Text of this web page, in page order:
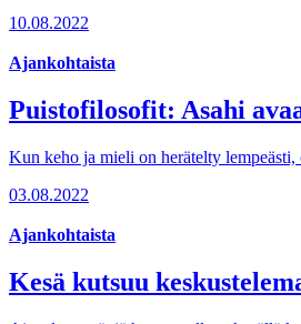
10.08.2022
Ajankohtaista
Puistofilosofit: Asahi
Kun keho ja mieli on herätelty
03.08.2022
Ajankohtaista
Kesä kutsuu